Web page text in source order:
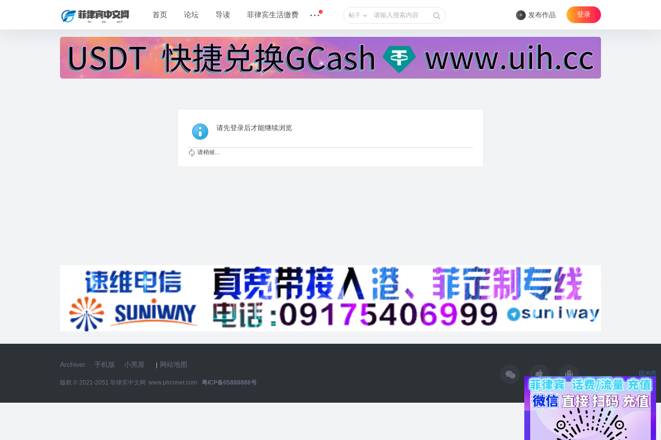
首页 论坛 导读 菲律宾生活缴费 帖子 + 发布作品 登录
请先登录后才能继续浏览
请稍候...
Archiver 手机版 小黑屋 网站地图
版权 © 2021-2051 菲律宾中文网 www.phcnnet.com 粤ICP备05888888号